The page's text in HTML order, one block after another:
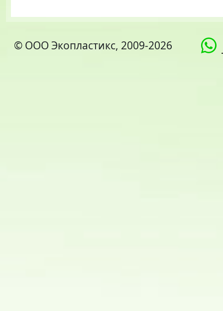
© ООО Экопластикс, 2009-2026